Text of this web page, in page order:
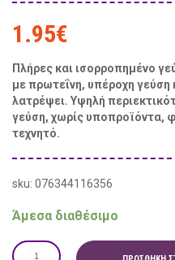
1.95€
Πλήρες και ισορροπημένο
με πρωτεΐνη, υπέροχη
λατρέψει. Υψηλή
γεύση, χωρίς υποπροϊόντα,
τεχνητό.
sku: 076344116356
Άμεσα διαθέσιμο